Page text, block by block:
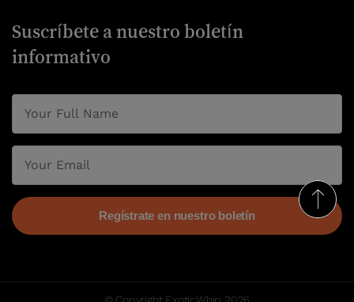
Suscríbete a nuestro boletín
informativo